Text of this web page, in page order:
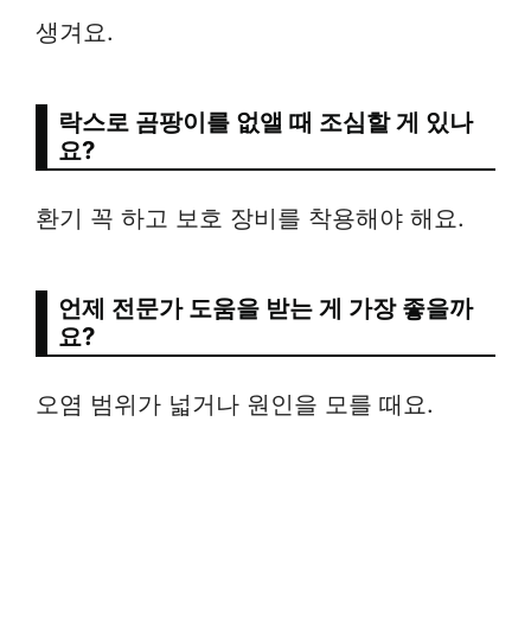
생겨요.
락스로 곰팡이를 없앨 때 조심할 게 있나
요?
환기 꼭 하고 보호 장비를 착용해야 해요.
언제 전문가 도움을 받는 게 가장 좋을까
요?
오염 범위가 넓거나 원인을 모를 때요.